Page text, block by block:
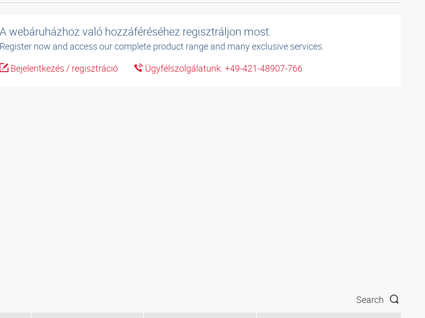
A webáruházhoz való hozzáféréséhez regisztráljon most.
Register now and access our complete product range and many exclusive services.
Bejelentkezés / regisztráció
Ügyfélszolgálatunk: +49-421-48907-766
Search